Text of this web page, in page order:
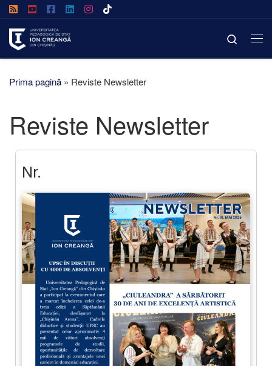
Afișează întregul conținut
Search
Prima pagină » Reviste Newsletter
Reviste Newsletter
Nr.